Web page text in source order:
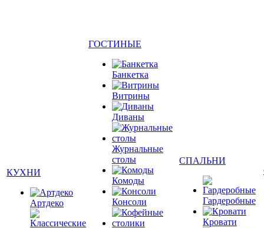
КУХНИ
Артдеко
ГОСТИНЫЕ
Банкетка
Витрины
Диваны
Журнальные
столы
Комоды
Консоли
СПАЛЬНИ
Гардеробные
Кровати